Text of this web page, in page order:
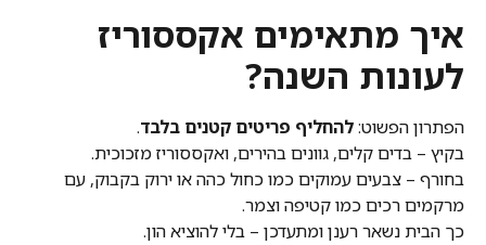
איך מתאימים אקססוריז
לעונות השנה?
הפתרון הפשוט:להחליף פריטים קטנים בלבד.
בקיץ – בדים קלים, גוונים בהירים, ואקססוריז מזכוכית.
בחורף – צבעים עמוקים כמו כחול כהה או ירוק בקבוק, עם
מרקמים רכים כמו קטיפה וצמר.
כך הבית נשאר רענן ומתעדכן – בלי להוציא הון.